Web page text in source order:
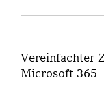
Vereinfachter
Microsoft 365